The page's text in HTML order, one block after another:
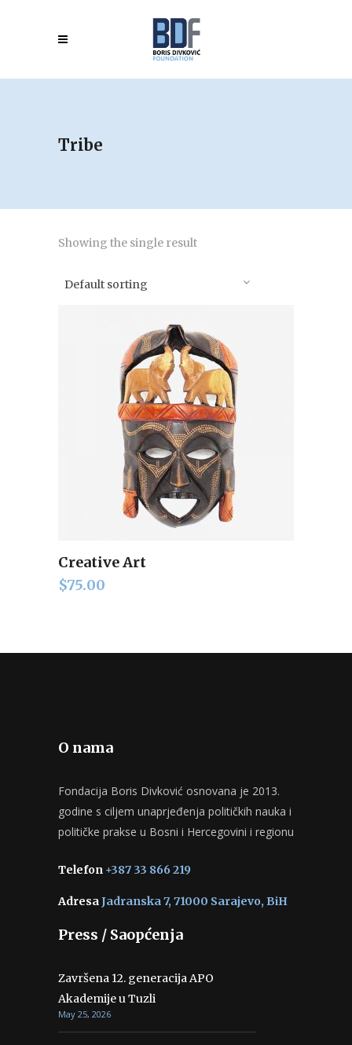
Tribe
Showing the single result
Default sorting
Creative Art
$75.00
O nama
Fondacija Boris Divković osnovana je 2013.
godine s ciljem unaprjeđenja političkih nauka i
političke prakse u Bosni i Hercegovini i regionu
Telefon +387 33 866 219
AdresaJadranska 7, 71000 Sarajevo, BiH
Press / Saopćenja
Završena 12. generacija APO
Akademije u Tuzli
May 25, 2026